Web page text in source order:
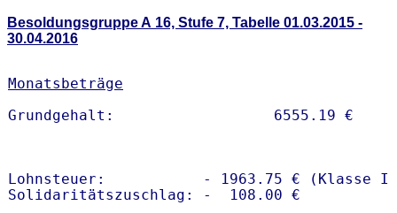
Besoldungsgruppe A 16, Stufe 7, Tabelle 01.03.2015 -
30.04.2016
Monatsbeträge
Lohnsteuer:           - 1963.75 € (Klasse I)
Solidaritätszuschlag: -  108.00 €